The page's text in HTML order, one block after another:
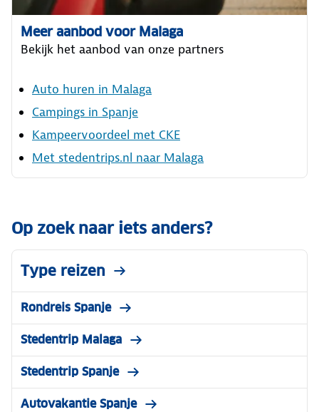
Meer aanbod voor Malaga
Bekijk het aanbod van onze partners
Auto huren in Malaga
Campings in Spanje
Kampeervoordeel met CKE
Met stedentrips.nl naar Malaga
Op zoek naar iets anders?
Type reizen
Rondreis Spanje
Stedentrip Malaga
Stedentrip Spanje
Autovakantie Spanje